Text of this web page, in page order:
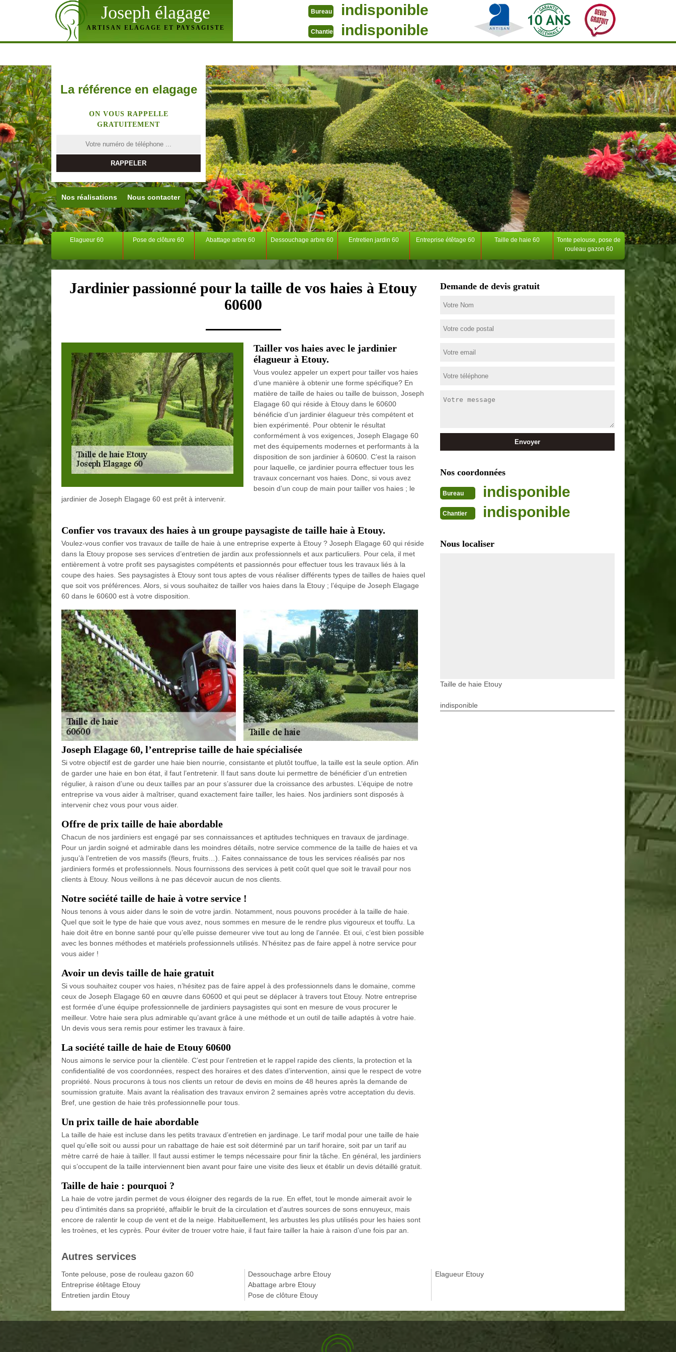
Joseph élagage
ARTISAN ELAGAGE ET PAYSAGISTE
Bureau indisponible
Chantier indisponible
La référence en elagage
ON VOUS RAPPELLE
GRATUITEMENT
Nos réalisations Nous contacter
Elagueur 60 Pose de clôture 60 Abattage arbre 60 Dessouchage arbre 60 Entretien jardin 60 Entreprise étêtage 60 Taille de haie 60
Tonte pelouse, pose de
rouleau gazon 60
Jardinier passionné pour la taille de vos haies à Etouy
60600
Tailler vos haies avec le jardinier
élagueur à Etouy.
Vous voulez appeler un expert pour tailler vos haies
d’une manière à obtenir une forme spécifique? En
matière de taille de haies ou taille de buisson, Joseph
Elagage 60 qui réside à Etouy dans le 60600
bénéficie d’un jardinier élagueur très compétent et
bien expérimenté. Pour obtenir le résultat
conformément à vos exigences, Joseph Elagage 60
met des équipements modernes et performants à la
disposition de son jardinier à 60600. C’est la raison
pour laquelle, ce jardinier pourra effectuer tous les
travaux concernant vos haies. Donc, si vous avez
besoin d’un coup de main pour tailler vos haies ; le
jardinier de Joseph Elagage 60 est prêt à intervenir.
Confier vos travaux des haies à un groupe paysagiste de taille haie à Etouy.
Voulez-vous confier vos travaux de taille de haie à une entreprise experte à Etouy ? Joseph Elagage 60 qui réside
dans la Etouy propose ses services d’entretien de jardin aux professionnels et aux particuliers. Pour cela, il met
entièrement à votre profit ses paysagistes compétents et passionnés pour effectuer tous les travaux liés à la
coupe des haies. Ses paysagistes à Etouy sont tous aptes de vous réaliser différents types de tailles de haies quel
que soit vos préférences. Alors, si vous souhaitez de tailler vos haies dans la Etouy ; l’équipe de Joseph Elagage
60 dans le 60600 est à votre disposition.
Joseph Elagage 60, l’entreprise taille de haie spécialisée
Si votre objectif est de garder une haie bien nourrie, consistante et plutôt touffue, la taille est la seule option. Afin
de garder une haie en bon état, il faut l’entretenir. Il faut sans doute lui permettre de bénéficier d’un entretien
régulier, à raison d’une ou deux tailles par an pour s’assurer due la croissance des arbustes. L’équipe de notre
entreprise va vous aider à maîtriser, quand exactement faire tailler, les haies. Nos jardiniers sont disposés à
intervenir chez vous pour vous aider.
Offre de prix taille de haie abordable
Chacun de nos jardiniers est engagé par ses connaissances et aptitudes techniques en travaux de jardinage.
Pour un jardin soigné et admirable dans les moindres détails, notre service commence de la taille de haies et va
jusqu’à l’entretien de vos massifs (fleurs, fruits…). Faites connaissance de tous les services réalisés par nos
jardiniers formés et professionnels. Nous fournissons des services à petit coût quel que soit le travail pour nos
clients à Etouy. Nous veillons à ne pas décevoir aucun de nos clients.
Notre société taille de haie à votre service !
Nous tenons à vous aider dans le soin de votre jardin. Notamment, nous pouvons procéder à la taille de haie.
Quel que soit le type de haie que vous avez, nous sommes en mesure de le rendre plus vigoureux et touffu. La
haie doit être en bonne santé pour qu’elle puisse demeurer vive tout au long de l’année. Et oui, c’est bien possible
avec les bonnes méthodes et matériels professionnels utilisés. N’hésitez pas de faire appel à notre service pour
vous aider !
Avoir un devis taille de haie gratuit
Si vous souhaitez couper vos haies, n’hésitez pas de faire appel à des professionnels dans le domaine, comme
ceux de Joseph Elagage 60 en œuvre dans 60600 et qui peut se déplacer à travers tout Etouy. Notre entreprise
est formée d’une équipe professionnelle de jardiniers paysagistes qui sont en mesure de vous procurer le
meilleur. Votre haie sera plus admirable qu’avant grâce à une méthode et un outil de taille adaptés à votre haie.
Un devis vous sera remis pour estimer les travaux à faire.
La société taille de haie de Etouy 60600
Nous aimons le service pour la clientèle. C’est pour l’entretien et le rappel rapide des clients, la protection et la
confidentialité de vos coordonnées, respect des horaires et des dates d’intervention, ainsi que le respect de votre
propriété. Nous procurons à tous nos clients un retour de devis en moins de 48 heures après la demande de
soumission gratuite. Mais avant la réalisation des travaux environ 2 semaines après votre acceptation du devis.
Bref, une gestion de haie très professionnelle pour tous.
Un prix taille de haie abordable
La taille de haie est incluse dans les petits travaux d’entretien en jardinage. Le tarif modal pour une taille de haie
quel qu’elle soit ou aussi pour un rabattage de haie est soit déterminé par un tarif horaire, soit par un tarif au
mètre carré de haie à tailler. Il faut aussi estimer le temps nécessaire pour finir la tâche. En général, les jardiniers
qui s’occupent de la taille interviennent bien avant pour faire une visite des lieux et établir un devis détaillé gratuit.
Taille de haie : pourquoi ?
La haie de votre jardin permet de vous éloigner des regards de la rue. En effet, tout le monde aimerait avoir le
peu d’intimités dans sa propriété, affaiblir le bruit de la circulation et d’autres sources de sons ennuyeux, mais
encore de ralentir le coup de vent et de la neige. Habituellement, les arbustes les plus utilisés pour les haies sont
les troènes, et les cyprès. Pour éviter de trouer votre haie, il faut faire tailler la haie à raison d’une fois par an.
Demande de devis gratuit
Nos coordonnées
Bureau indisponible
Chantier indisponible
Nous localiser
Taille de haie Etouy
indisponible
Autres services
Tonte pelouse, pose de rouleau gazon 60
Entreprise étêtage Etouy
Entretien jardin Etouy
Dessouchage arbre Etouy
Abattage arbre Etouy
Pose de clôture Etouy
Elagueur Etouy